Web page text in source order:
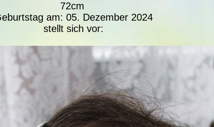
72cm
am: 05. Dezember 2024
stellt sich vor: